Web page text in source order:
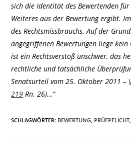
sich die Identität des Bewertenden
Weiteres aus der Bewertung ergibt.
des Rechtsmissbrauchs. Auf der
angegriffenen Bewertungen liege
ist ein Rechtsverstoß unschwer, das
rechtliche und tatsächliche
Senatsurteil vom 25. Oktober 2011 –
219 Rn. 26)…“
SCHLAGWÖRTER: BEWERTUNG, PRÜFPFLICHT,